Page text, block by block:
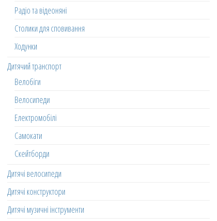
Радіо та відеоняні
Столики для сповивання
Ходунки
Дитячий транспорт
Велобіги
Велосипеди
Електромобілі
Самокати
Скейтборди
Дитячі велосипеди
Дитячі конструктори
Дитячі музичні інструменти